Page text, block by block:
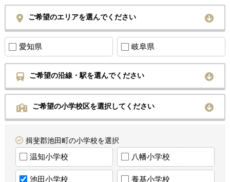
ご希望のエリアを選んでください
愛知県 岐阜県
ご希望の沿線・駅を選んでください
ご希望の小学校区を選択してください
揖斐郡池田町の小学校を選択
温知小学校 八幡小学校
池田小学校 養基小学校